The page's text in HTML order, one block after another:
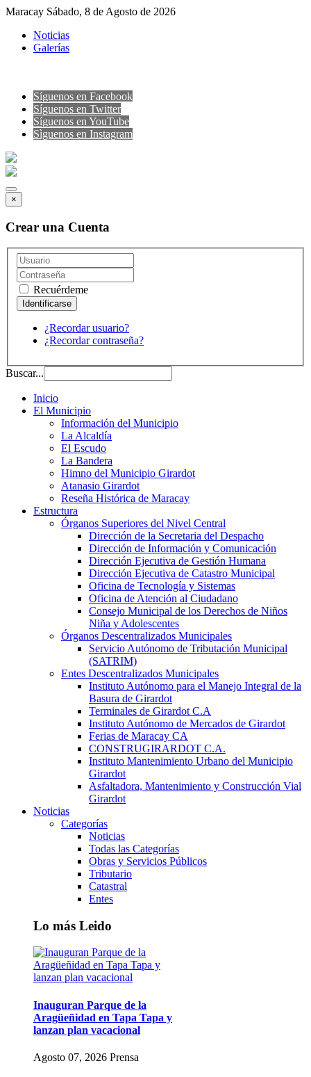
Maracay Sábado, 8 de Agosto de 2026
Noticias
Galerías
Síguenos en Facebook
Síguenos en Twitter
Síguenos en YouTube
Sìguenos en Instagram
×
Crear una Cuenta
Recuérdeme
¿Recordar usuario?
¿Recordar contraseña?
Buscar...
Inicio
El Municipio
Información del Municipio
La Alcaldía
El Escudo
La Bandera
Himno del Municipio Girardot
Atanasio Girardot
Reseña Histórica de Maracay
Estructura
Órganos Superiores del Nivel Central
Dirección de la Secretaria del Despacho
Dirección de Información y Comunicación
Dirección Ejecutiva de Gestión Humana
Dirección Ejecutiva de Catastro Municipal
Oficina de Tecnología y Sistemas
Oficina de Atención al Ciudadano
Consejo Municipal de los Derechos de Niños
Niña y Adolescentes
Órganos Descentralizados Municipales
Servicio Autónomo de Tributación Municipal
(SATRIM)
Entes Descentralizados Municipales
Instituto Autónomo para el Manejo Integral de la
Basura de Girardot
Terminales de Girardot C.A
Instituto Autónomo de Mercados de Girardot
Ferias de Maracay CA
CONSTRUGIRARDOT C.A.
Instituto Mantenimiento Urbano del Municipio
Girardot
Asfaltadora, Mantenimiento y Construcción Vial
Girardot
Noticias
Categorías
Noticias
Todas las Categorías
Obras y Servicios Públicos
Tributario
Catastral
Entes
Lo más Leido
Inauguran Parque de la
Aragüeñidad en Tapa Tapa y
lanzan plan vacacional
Agosto 07, 2026 Prensa